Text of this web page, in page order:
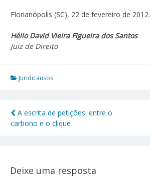
Florianópolis (SC), 22 de fevereiro de 2012.
Hélio David Vieira Figueira dos Santos
Juiz de Direito
Juridicausos
Navegação
de
A escrita de petições: entre o
carbono e o clique
Deixe uma resposta